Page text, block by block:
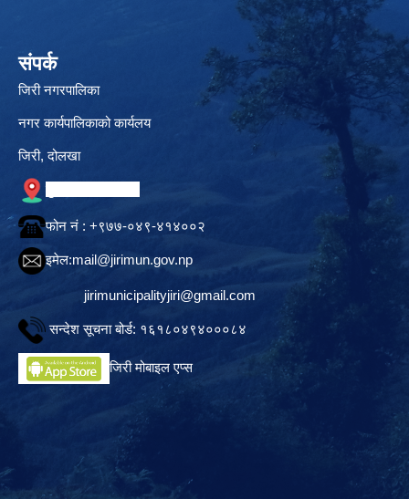
संपर्क
जिरी नगरपालिका
नगर कार्यपालिकाको कार्यलय
जिरी, दोलखा
फोन नं‍ : +९७७-०४९-४१४००२
इमेल:mail@jirimun.gov.np
jirimunicipalityjiri@gmail.com
सन्देश सूचना बोर्ड: १६१८०४९४०००८४
जिरी मोबाइल एप्स